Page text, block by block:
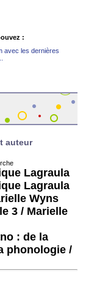
:
avec les dernières
auteur
Lagraula
Lagraula
Wyns
3 / Marielle
: de la
phonologie /